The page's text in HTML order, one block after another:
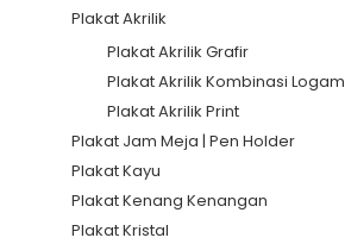
Plakat Akrilik
Plakat Akrilik Grafir
Plakat Akrilik Kombinasi Logam
Plakat Akrilik Print
Plakat Jam Meja | Pen Holder
Plakat Kayu
Plakat Kenang Kenangan
Plakat Kristal